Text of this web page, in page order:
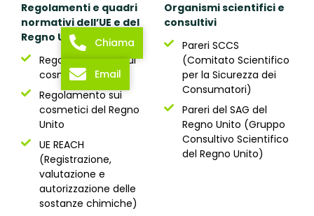
Regolamenti e quadri
normativi dell’UE e del
Regno Unito
Regolamento UE sui
cosmetici
Regolamento sui
cosmetici del Regno
Unito
UE REACH
(Registrazione,
valutazione e
autorizzazione delle
sostanze chimiche)
Organismi scientifici e
consultivi
Pareri SCCS
(Comitato Scientifico
per la Sicurezza dei
Consumatori)
Pareri del SAG del
Regno Unito (Gruppo
Consultivo Scientifico
del Regno Unito)
Chiama
Email